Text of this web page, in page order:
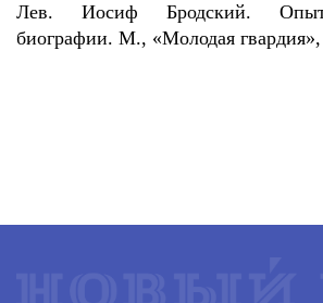
Лев. Иосиф Бродский. Опыт
биографии. М., «Молодая